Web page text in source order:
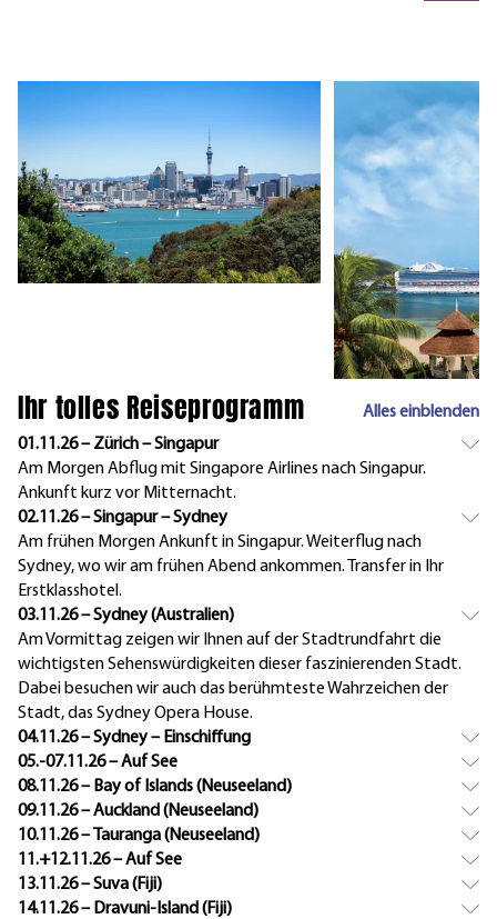
Ihr tolles Reiseprogramm
Alles einblenden
01.11.26 – Zürich – Singapur
Am Morgen Abflug mit Singapore Airlines nach Singapur.
Ankunft kurz vor Mitternacht.
02.11.26 – Singapur – Sydney
Am frühen Morgen Ankunft in Singapur. Weiterflug nach
Sydney, wo wir am frühen Abend ankommen. Transfer in Ihr
Erstklasshotel.
03.11.26 – Sydney (Australien)
Am Vormittag zeigen wir Ihnen auf der Stadtrundfahrt die
wichtigsten Sehenswürdigkeiten dieser faszinierenden Stadt.
Dabei besuchen wir auch das berühmteste Wahrzeichen der
Stadt, das Sydney Opera House.
04.11.26 – Sydney – Einschiffung
05.-07.11.26 – Auf See
08.11.26 – Bay of Islands (Neuseeland)
09.11.26 – Auckland (Neuseeland)
10.11.26 – Tauranga (Neuseeland)
11.+12.11.26 – Auf See
13.11.26 – Suva (Fiji)
14.11.26 – Dravuni-Island (Fiji)